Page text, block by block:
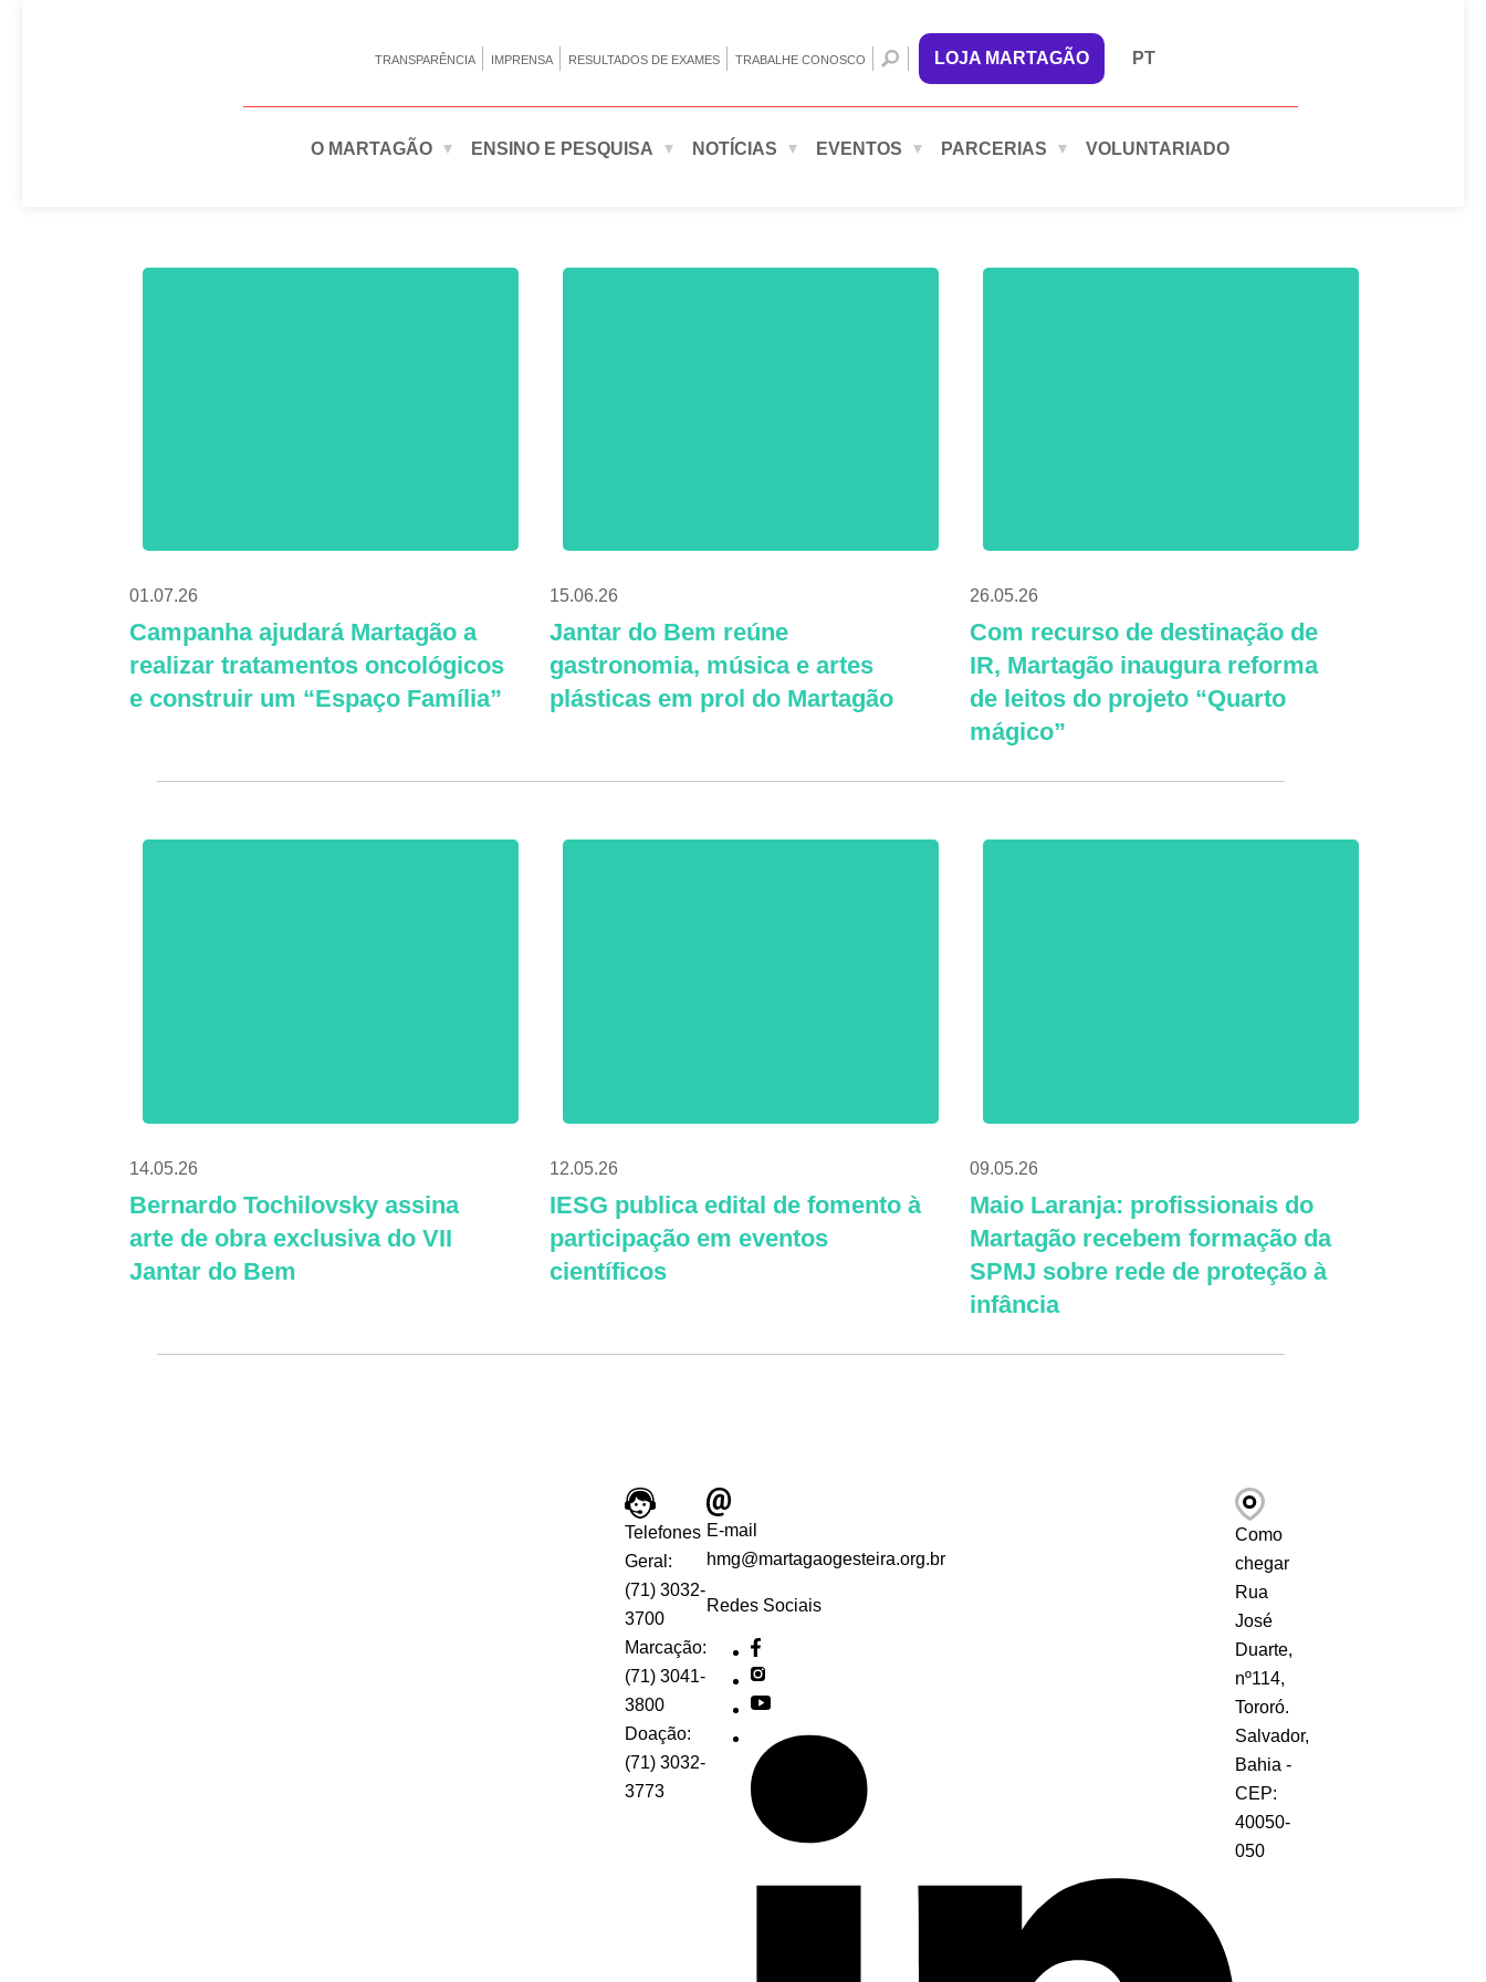
TRANSPARÊNCIA IMPRENSA RESULTADOS DE EXAMES TRABALHE CONOSCO LOJA MARTAGÃO PT
O MARTAGÃO ENSINO E PESQUISA NOTÍCIAS EVENTOS PARCERIAS VOLUNTARIADO
01.07.26
Campanha ajudará Martagão a
realizar tratamentos oncológicos
e construir um “Espaço Família”
15.06.26
Jantar do Bem reúne
gastronomia, música e artes
plásticas em prol do Martagão
26.05.26
Com recurso de destinação de
IR, Martagão inaugura reforma
de leitos do projeto “Quarto
mágico”
14.05.26
Bernardo Tochilovsky assina
arte de obra exclusiva do VII
Jantar do Bem
12.05.26
IESG publica edital de fomento à
participação em eventos
científicos
09.05.26
Maio Laranja: profissionais do
Martagão recebem formação da
SPMJ sobre rede de proteção à
infância
Telefones
Geral:
(71) 3032-
3700
Marcação:
(71) 3041-
3800
Doação:
(71) 3032-
3773
E-mail
hmg@martagaogesteira.org.br
Redes Sociais
Como
chegar
Rua
José
Duarte,
nº114,
Tororó.
Salvador,
Bahia -
CEP:
40050-
050